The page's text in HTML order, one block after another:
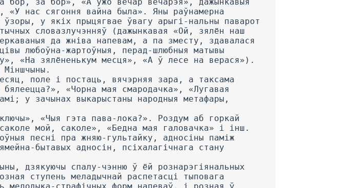
«У нас сягоння вайна была». Яны раўнамерна
у якіх прыцягвае ўвагу арыгі-нальны паварот
словазлучэнняў (дажынкавая «Ой, зялён наш
да жніва напевам, а па зместу, здавалася
любоўна-жартоўныя, перад-шлюбныя матывы
«На зялёненькум месця», «А ў лесе на верася»).
поле і постаць, вячэрняя зара, а таксама
«Чорна мая смародачка», «Лугавая
у зачынах выкарыстаны народныя метафары,
«Чыя гэта пава-лока?». Роздум аб горкай
мой, саколе», «Бедна мая галовачка» і інш.
песні пра жняю-гультайку, адносіны паміж
бытавых адносін, псіхалагічнага стану
дзякуючы спалу-чэнню ў ёй рознарэгіянальных
ступень меладычнай распетасці тыповага